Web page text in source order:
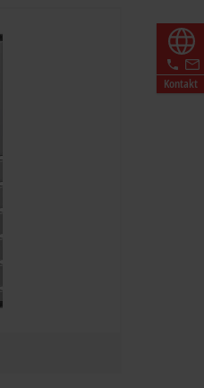
Kontakt